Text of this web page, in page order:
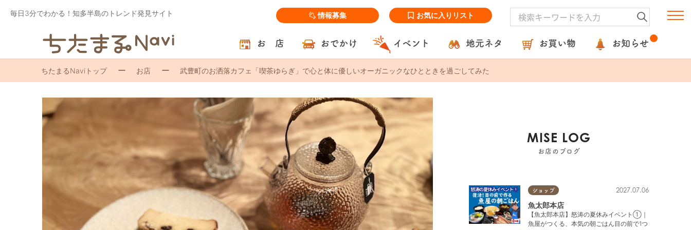
毎日3分でわかる！知多半島のトレンド発見サイト 情報募集 お気に入りリスト
お 店 おでかけ イベント 地元ネタ お買い物 お知らせ
ちたまるNaviトップ お店 武豊町のお洒落カフェ「喫茶ゆらぎ」で心と体に優しいオーガニックなひとときを過ごしてみた
MISE LOG
お店のブログ
ショップ 2027.07.06
魚太郎本店
【魚太郎本店】怒涛の夏休みイベント①｜
魚屋がつくる、本気の朝ごはん目の前で1つ